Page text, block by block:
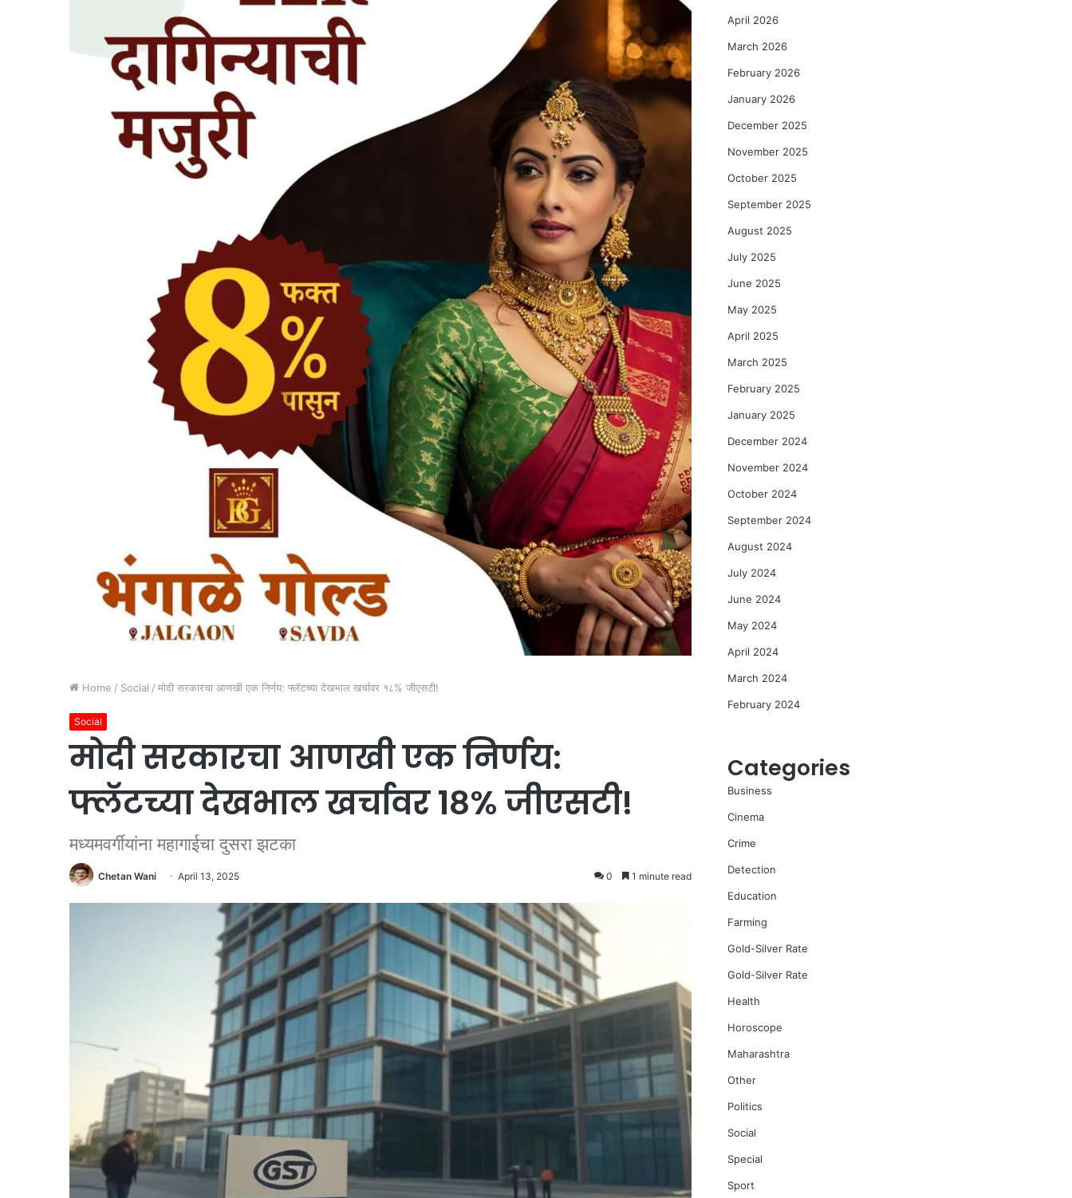
Home / Social / मोदी सरकारचा आणखी एक निर्णय: फ्लॅटच्या देखभाल खर्चावर १८% जीएसटी!
Social
मोदी सरकारचा आणखी एक निर्णय:
फ्लॅटच्या देखभाल खर्चावर १८% जीएसटी!
मध्यमवर्गीयांना महागाईचा दुसरा झटका
Chetan Wani April 13, 2025 0 1 minute read
April 2026
March 2026
February 2026
January 2026
December 2025
November 2025
October 2025
September 2025
August 2025
July 2025
June 2025
May 2025
April 2025
March 2025
February 2025
January 2025
December 2024
November 2024
October 2024
September 2024
August 2024
July 2024
June 2024
May 2024
April 2024
March 2024
February 2024
Categories
Business
Cinema
Crime
Detection
Education
Farming
Gold-Silver Rate
Gold-Silver Rate
Health
Horoscope
Maharashtra
Other
Politics
Social
Special
Sport